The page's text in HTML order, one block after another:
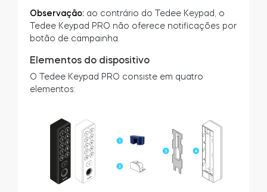
Observação: ao contrário do Tedee Keypad, o
Tedee Keypad PRO não oferece notificações por
botão de campainha.
Elementos do dispositivo
O Tedee Keypad PRO consiste em quatro
elementos: